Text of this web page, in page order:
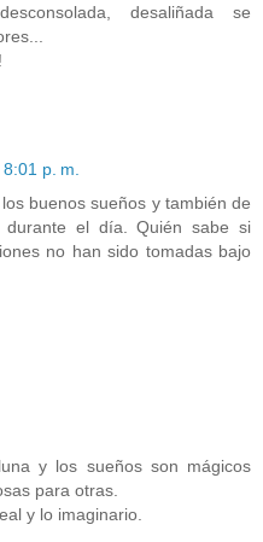
desaliñada se
p. m.
buenos sueños y también de
durante el día. Quién sabe si
no han sido tomadas bajo
y los sueños son mágicos
para otras.
y lo imaginario.